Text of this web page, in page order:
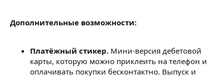
Дополнительные возможности:
Платёжный стикер. Мини-версия дебетовой
карты, которую можно приклеить на телефон и
оплачивать покупки бесконтактно. Выпуск и